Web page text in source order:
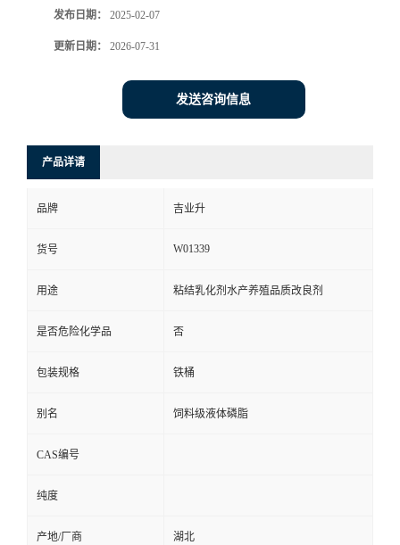
发布日期： 2025-02-07
更新日期： 2026-07-31
发送咨询信息
产品详请
品牌 吉业升
货号 W01339
用途 粘结乳化剂水产养殖品质改良剂
是否危险化学品 否
包装规格 铁桶
别名 饲料级液体磷脂
CAS编号
纯度
产地/厂商 湖北